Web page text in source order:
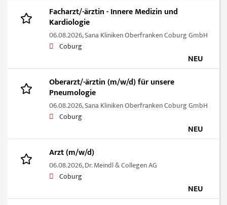
Facharzt/-ärztin - Innere Medizin und
Kardiologie
06.08.2026,Sana Kliniken Oberfranken Coburg GmbH
Coburg
NEU
Oberarzt/-ärztin (m/w/d) für unsere
Pneumologie
06.08.2026,Sana Kliniken Oberfranken Coburg GmbH
Coburg
NEU
Arzt (m/w/d)
06.08.2026,Dr. Meindl & Collegen AG
Coburg
NEU